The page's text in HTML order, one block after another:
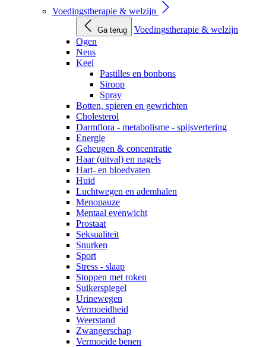
Voedingstherapie & welzijn
Ga terug
Voedingstherapie & welzijn
Ogen
Neus
Keel
Pastilles en bonbons
Siroop
Spray
Botten, spieren en gewrichten
Cholesterol
Darmflora - metabolisme - spijsvertering
Energie
Geheugen & concentratie
Haar (uitval) en nagels
Hart- en bloedvaten
Huid
Luchtwegen en ademhalen
Menopauze
Mentaal evenwicht
Prostaat
Seksualiteit
Snurken
Sport
Stress - slaap
Stoppen met roken
Suikerspiegel
Urinewegen
Vermoeidheid
Weerstand
Zwangerschap
Vermoeide benen